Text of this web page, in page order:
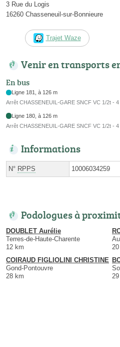
3 Rue du Logis
16260 Chasseneuil-sur-Bonnieure
Trajet Waze
Venir en transports
En bus
Ligne 181, à 126 m
Arrêt CHASSENEUIL-GARE SNCF VC 1/2t -
Ligne 180, à 126 m
Arrêt CHASSENEUIL-GARE SNCF VC 1/2t -
Informations
N° RPPS 10006034259
Podologues à
DOUBLET Aurélie
Terres-de-Haute-Charente
12 km
COIRAUD FIGLIOLINI CHRISTINE
Gond-Pontouvre
28 km